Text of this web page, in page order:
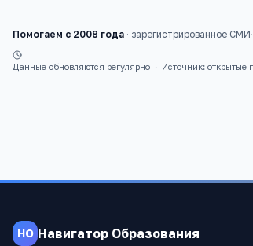
Помогаем с 2008 года · зарегистрированное СМИ·
Данные обновляются регулярно · Источник: открытые
НО Навигатор Образования